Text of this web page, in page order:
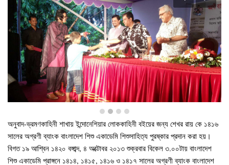
অনুবাদ-ভ্রমণকাহিনী শাখায় ইন্দোনেশিয়ার লোককাহিনী বইয়ের জন্য শেখর রায় কে ১৪১৬
সালের অগ্রণী ব্যাংক বাংলাদেশ শিশু একাডেমি শিশুসাহিত্য পুরষ্কার প্রদান করা হয়।
বিগত ১৯ আশ্বিন ১৪২০ বঙ্গাব্দ, ৪ অক্টোবর ২০১৩ শুক্রবার বিকেল ৩.০০টায় বাংলাদেশ
শিশু একাডেমি প্রাঙ্গনে ১৪১৪, ১৪১৫, ১৪১৬ ও ১৪১৭ সালের অগ্রণী ব্যাংক বাংলাদেশ